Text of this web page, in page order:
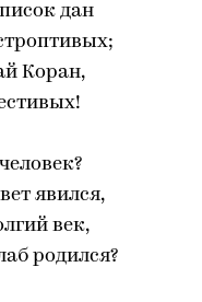
дан
Коран,
явился,
век,
родился?